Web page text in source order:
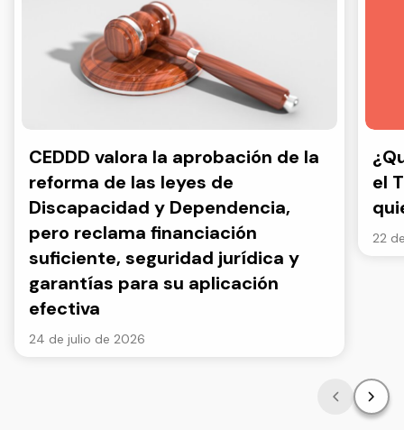
CEDDD valora la aprobación de la
reforma de las leyes de
Discapacidad y Dependencia,
pero reclama financiación
suficiente, seguridad jurídica y
garantías para su aplicación
efectiva
24 de julio de 2026
el
22